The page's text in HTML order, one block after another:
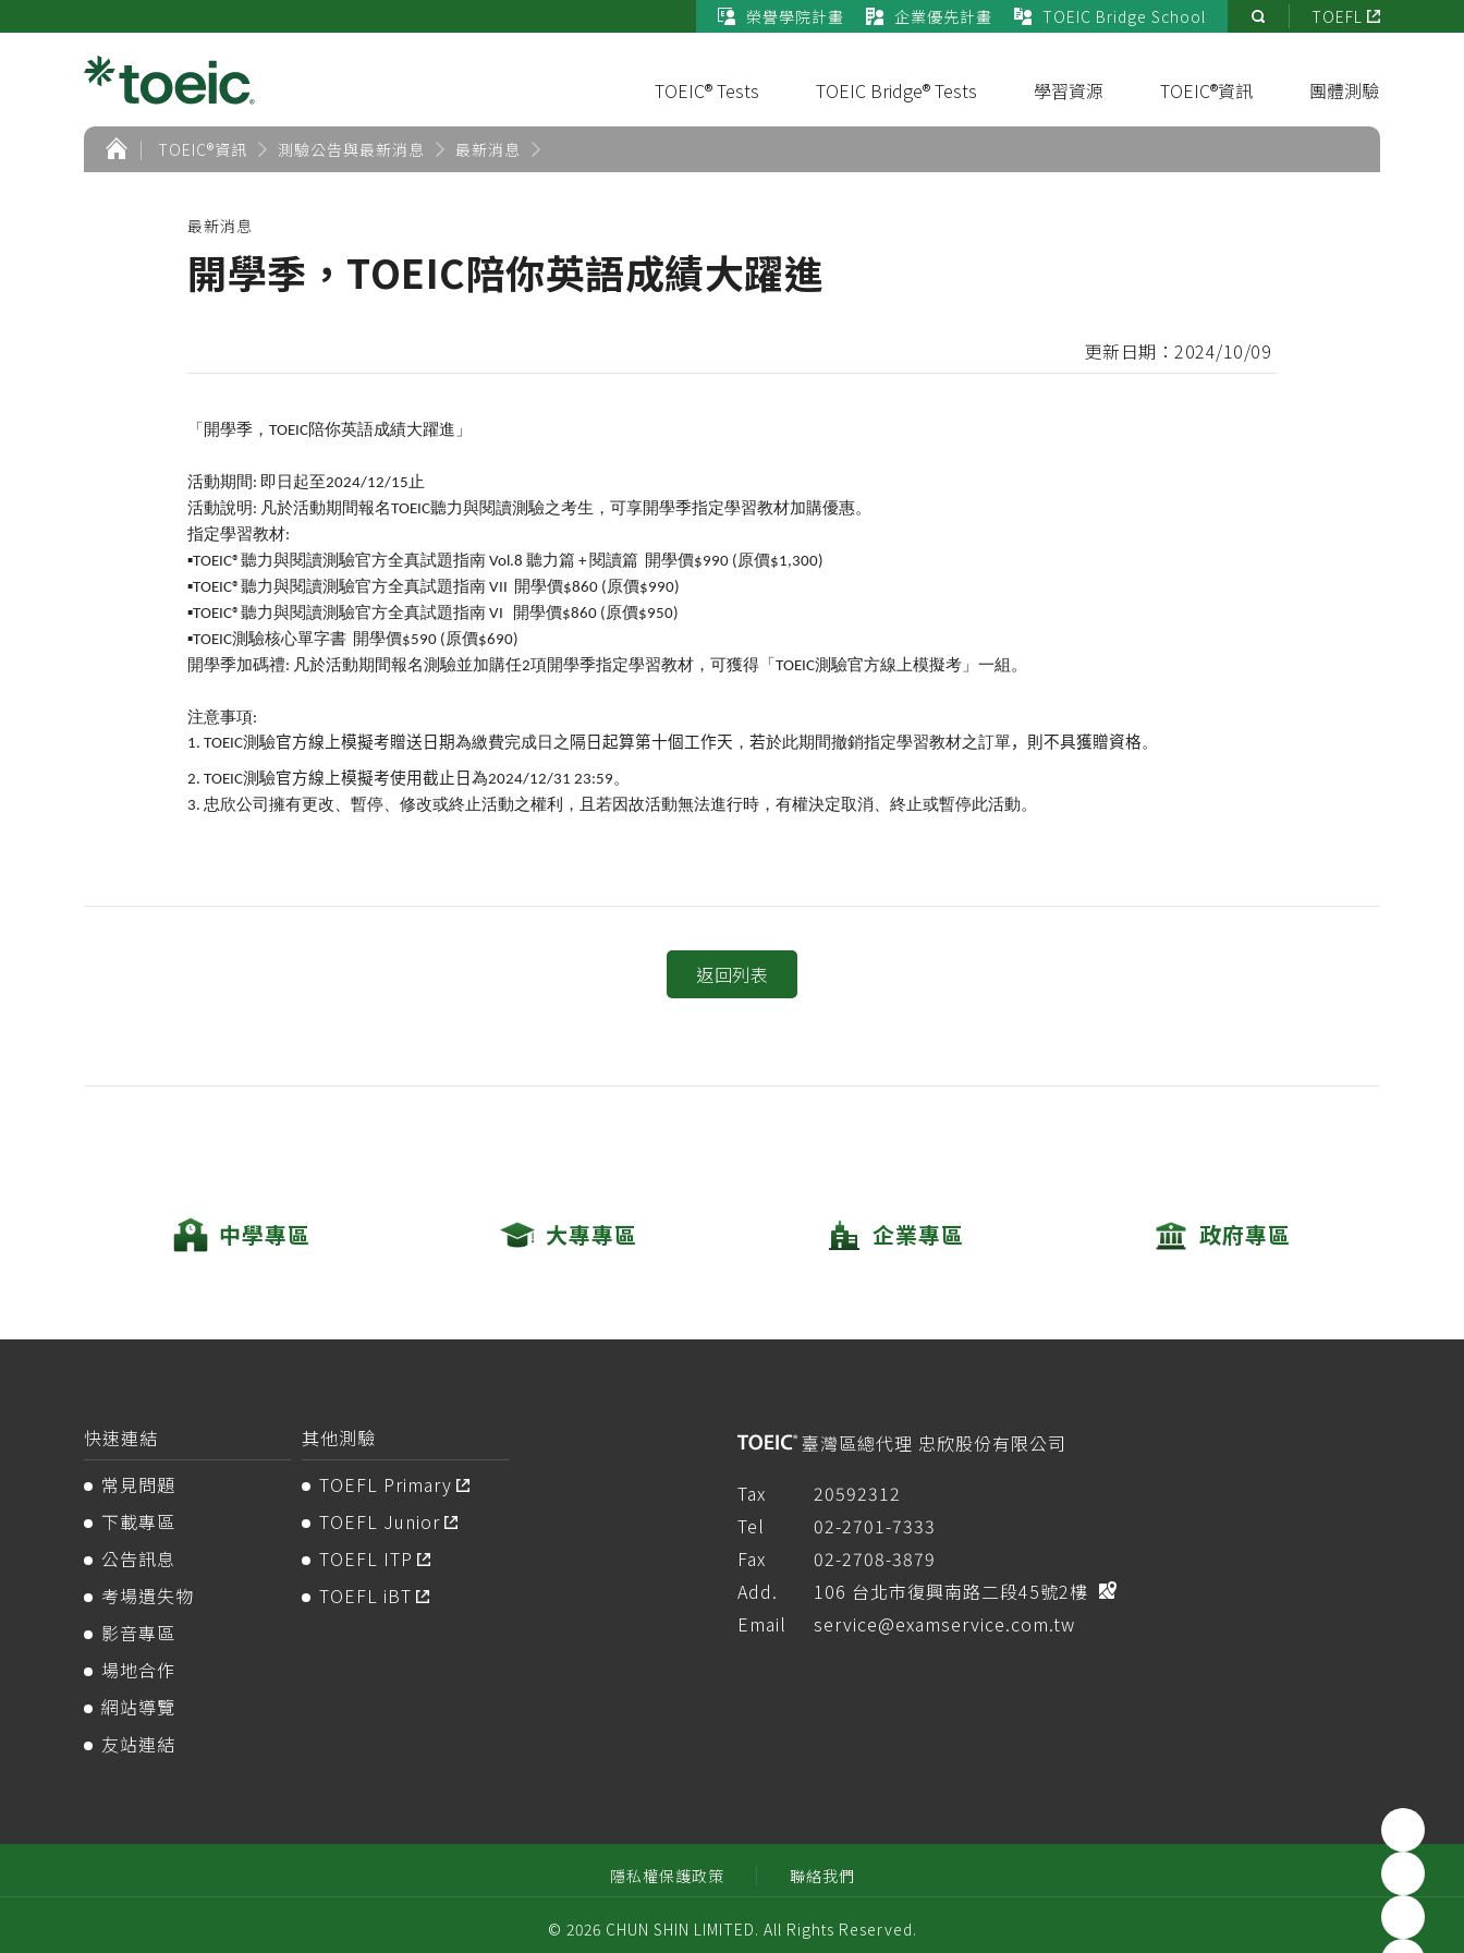
榮譽學院計畫 企業優先計畫 TOEIC Bridge School
站
TOEFL
TOEIC® Tests TOEIC Bridge® Tests 學習資源 TOEIC®資訊 團體測驗
首
頁
TOEIC®資訊 測驗公告與最新消息 最新消息
最新消息
開學季，TOEIC陪你英語成績大躍進
更新日期：2024/10/09
「開學季， TOEIC陪你英語成績大躍進」
活動期間 : 即日起至2024/12/15 止
活動說明 : 凡於活動期間報名TOEIC聽力與閱讀測驗之考生，可享開學季指定學習教材加購優惠。
指定學習教材:
▪︎TOEIC® 聽力與閱讀測驗官方全真試題指南 Vol.8 聽力篇 + 閱讀篇 開學價$990 ( 原價$1,300)
▪︎TOEIC® 聽力與閱讀測驗官方全真試題指南 VII 開學價$860 ( 原價$990)
▪︎TOEIC® 聽力與閱讀測驗官方全真試題指南 VI 開學價$860 ( 原價$950)
▪︎TOEIC測驗核心單字書 開學價$590 ( 原價$690)
開學季加碼禮: 凡於活動期間報名測驗並加購任2項開學季指定學習教材，可獲得「 TOEIC測驗官方線上模擬考」一組。
注意事項:
1. TOEIC測驗官方線上模擬考贈送日期為繳費完成日之 隔日起算第十個工作天 ， 若於此期間撤銷指定學習教材之訂單，則不具獲贈資格。
2. TOEIC測驗官方線上模擬考使用截止日 為2024/12/31 23:59 。
3. 忠欣公司擁有更改、暫停、修改或終止活動之權利，且若因故活動無法進行時，有權決定取消、終止或暫停此活動。
返回列表
中學專區 大專專區 企業專區 政府專區
快速連結
常見問題
下載專區
公告訊息
考場遺失物
影音專區
場地合作
網站導覽
友站連結
其他測驗
TOEFL Primary
TOEFL Junior
TOEFL ITP
TOEFL iBT
臺灣區總代理 忠欣股份有限公司
Tax
20592312
Tel
02-2701-7333
Fax
02-2708-3879
Add.
106 台北市復興南路二段45號2樓
Email
service@examservice.com.tw
隱私權保護政策 聯絡我們
© 2026 CHUN SHIN LIMITED. All Rights Reserved.